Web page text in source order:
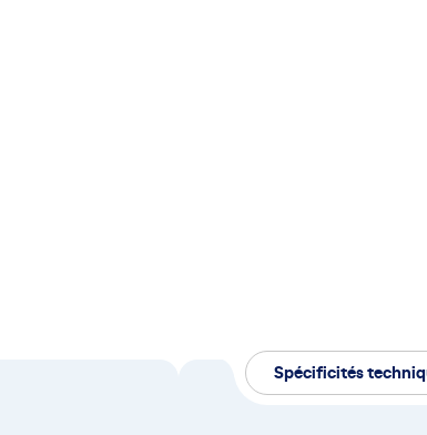
Spécificités